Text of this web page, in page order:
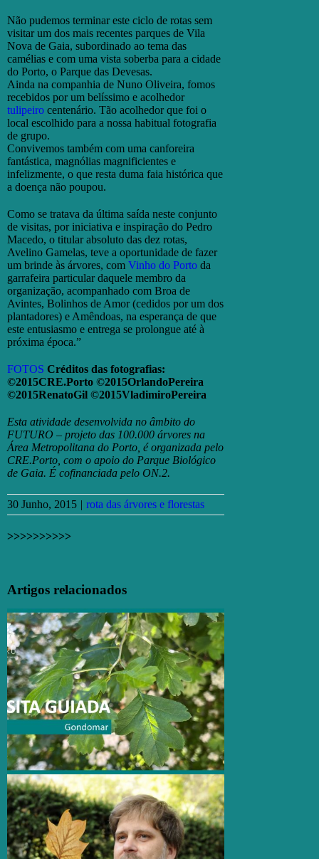
Não pudemos terminar este ciclo de rotas sem
visitar um dos mais recentes parques de Vila
Nova de Gaia, subordinado ao tema das
camélias e com uma vista soberba para a cidade
do Porto, o Parque das Devesas.
Ainda na companhia de Nuno Oliveira, fomos
recebidos por um belíssimo e acolhedor
tulipeiro centenário. Tão acolhedor que foi o
local escolhido para a nossa habitual fotografia
de grupo.
Convivemos também com uma canforeira
fantástica, magnólias magnificientes e
infelizmente, o que resta duma faia histórica que
a doença não poupou.
Como se tratava da última saída neste conjunto
de visitas, por iniciativa e inspiração do Pedro
Macedo, o titular absoluto das dez rotas,
Avelino Gamelas, teve a oportunidade de fazer
um brinde às árvores, com Vinho do Porto da
garrafeira particular daquele membro da
organização, acompanhado com Broa de
Avintes, Bolinhos de Amor (cedidos por um dos
plantadores) e Amêndoas, na esperança de que
este entusiasmo e entrega se prolongue até à
próxima época.”
FOTOS Créditos das fotografias:
©2015CRE.Porto ©2015OrlandoPereira
©2015RenatoGil ©2015VladimiroPereira
Esta atividade desenvolvida no âmbito do
FUTURO – projeto das 100.000 árvores na
Área Metropolitana do Porto, é organizada pelo
CRE.Porto, com o apoio do Parque Biológico
de Gaia. É cofinanciada pelo ON.2.
30 Junho, 2015 | rota das árvores e florestas
>>>>>>>>>>
mas
publicado)
Artigos relacionados